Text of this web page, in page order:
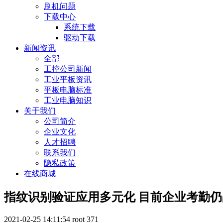
刷机问题
下载中心
系统下载
驱动下载
新闻资讯
全部
工控公司新闻
工业平板资讯
平板电脑标准
工业电脑知识
关于我们
公司简介
企业文化
人才招聘
联系我们
隐私政策
在线商城
指纹识别验证应用多元化 目前企业考勤
2021-02-25 14:11:54 root 371